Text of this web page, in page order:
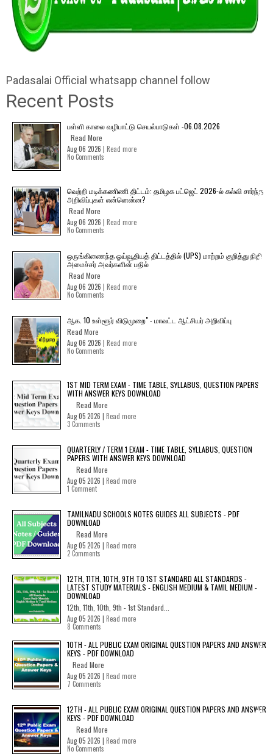
Padasalai Official whatsapp channel follow
Recent Posts
பள்ளி காலை வழிபாட்டு செயல்பாடுகள் -06.08.2026
Read More
Aug 06 2026 | Read more
No Comments
வெற்றி மடிக்கணிணி திட்டம்: தமிழக பட்ஜெட் 2026-ல் கல்வி சார்ந்த
அறிவிப்புகள் என்னென்ன?
Read More
Aug 06 2026 | Read more
No Comments
ஒருங்கிணைந்த ஓய்வூதியத் திட்டத்தில் (UPS) மாற்றம் குறித்து நிதி
அமைச்சர் அவர்களின் பதில்
Read More
Aug 06 2026 | Read more
No Comments
ஆக. 10 உள்ளூர் விடுமுறை" - மாவட்ட ஆட்சியர் அறிவிப்பு
Read More
Aug 06 2026 | Read more
No Comments
1ST MID TERM EXAM - TIME TABLE, SYLLABUS, QUESTION PAPERS
WITH ANSWER KEYS DOWNLOAD
Read More
Aug 05 2026 | Read more
3 Comments
QUARTERLY / TERM 1 EXAM - TIME TABLE, SYLLABUS, QUESTION
PAPERS WITH ANSWER KEYS DOWNLOAD
Read More
Aug 05 2026 | Read more
1 Comment
TAMILNADU SCHOOLS NOTES GUIDES ALL SUBJECTS - PDF
DOWNLOAD
Read More
Aug 05 2026 | Read more
2 Comments
12TH, 11TH, 10TH, 9TH TO 1ST STANDARD ALL STANDARDS -
LATEST STUDY MATERIALS - ENGLISH MEDIUM & TAMIL MEDIUM -
DOWNLOAD
12th, 11th, 10th, 9th - 1st Standard...
Aug 05 2026 | Read more
8 Comments
10TH - ALL PUBLIC EXAM ORIGINAL QUESTION PAPERS AND ANSWER
KEYS - PDF DOWNLOAD
Read More
Aug 05 2026 | Read more
7 Comments
12TH - ALL PUBLIC EXAM ORIGINAL QUESTION PAPERS AND ANSWER
KEYS - PDF DOWNLOAD
Read More
Aug 05 2026 | Read more
No Comments